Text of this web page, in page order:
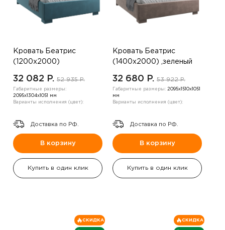
Кровать Беатрис
(1200х2000)
32 082 P. 52 935 P.
Габаритные размеры:
2095х1304х1051 мм
Варианты исполнения (цвет):
Доставка по РФ.
В корзину
Купить в один клик
Кровать Беатрис
(1400х2000) ,зеленый
32 680 P. 53 922 P.
Габаритные размеры: 2095х1510х1051
мм
Варианты исполнения (цвет):
Доставка по РФ.
В корзину
Купить в один клик
СКИДКА СКИДКА